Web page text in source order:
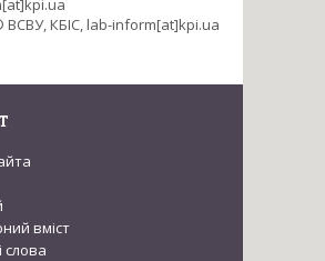
ВСВУ, КБІС, lab-inform[at]kpi.ua
вміст
слова